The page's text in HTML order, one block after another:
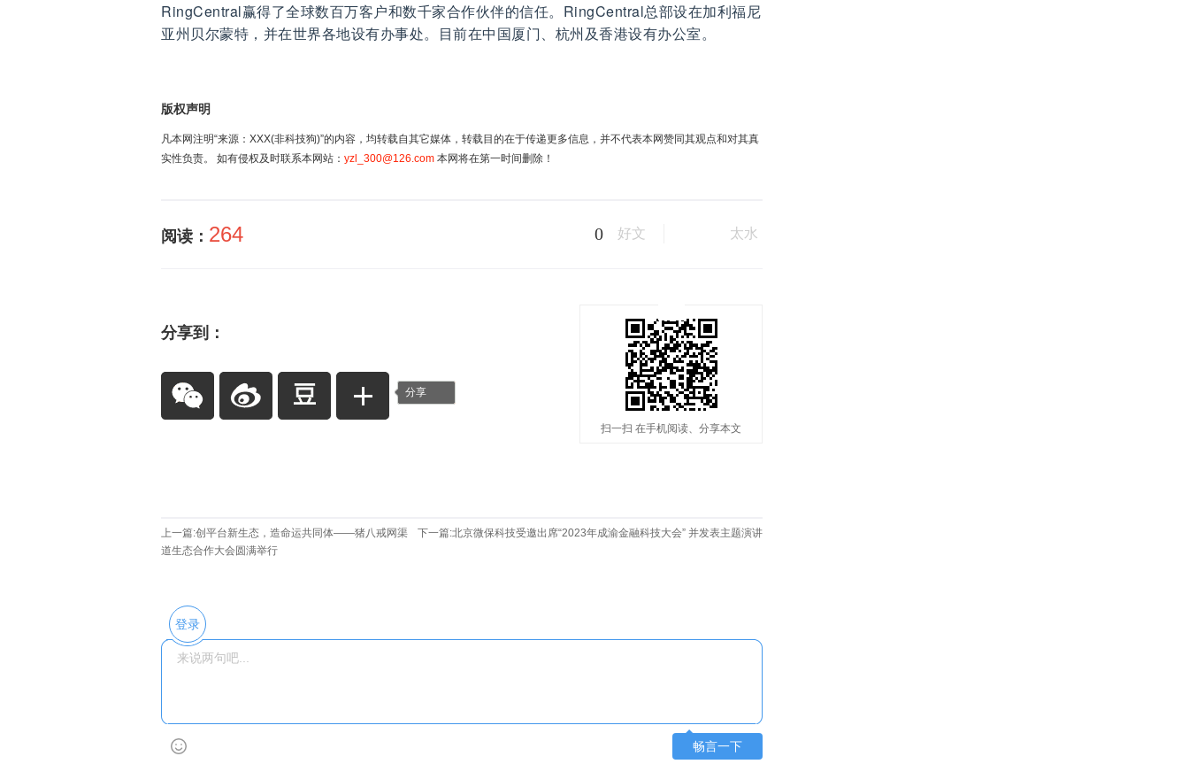
RingCentral赢得了全球数百万客户和数千家合作伙伴的信任。RingCentral总部设在加利福尼
亚州贝尔蒙特，并在世界各地设有办事处。目前在中国厦门、杭州及香港设有办公室。
版权声明
凡本网注明“来源：XXX(非科技狗)”的内容，均转载自其它媒体，转载目的在于传递更多信息，并不代表本网赞同其观点和对其真
实性负责。 如有侵权及时联系本网站： yzl_300@126.com 本网将在第一时间删除！
0 好文 太水
阅读： 264
分享到：
分享
扫一扫 在手机阅读、分享本文
下一篇:北京微保科技受邀出席“2023年成渝金融科技大会” 并发表主题演讲
上一篇:创平台新生态，造命运共同体——猪八戒网渠
道生态合作大会圆满举行
登录
畅言一下